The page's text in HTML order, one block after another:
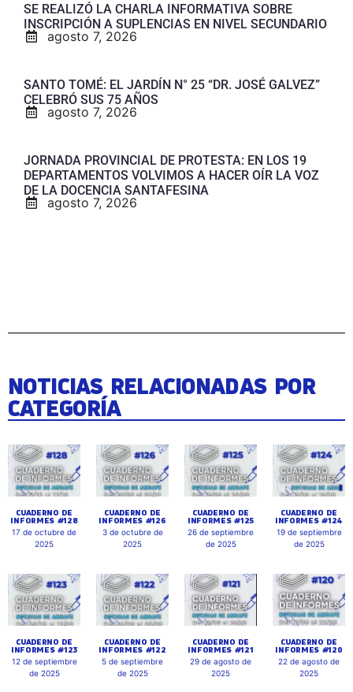
SE REALIZÓ LA CHARLA INFORMATIVA SOBRE
INSCRIPCIÓN A SUPLENCIAS EN NIVEL SECUNDARIO
agosto 7, 2026
SANTO TOMÉ: EL JARDÍN N° 25 “DR. JOSÉ GALVEZ”
CELEBRÓ SUS 75 AÑOS
agosto 7, 2026
JORNADA PROVINCIAL DE PROTESTA: EN LOS 19
DEPARTAMENTOS VOLVIMOS A HACER OÍR LA VOZ
DE LA DOCENCIA SANTAFESINA
agosto 7, 2026
NOTICIAS RELACIONADAS POR
CATEGORÍA
CUADERNO DE
INFORMES #128
17 de octubre de
2025
CUADERNO DE
INFORMES #126
3 de octubre de
2025
CUADERNO DE
INFORMES #125
26 de septiembre
de 2025
CUADERNO DE
INFORMES #124
19 de septiembre
de 2025
CUADERNO DE
INFORMES #123
12 de septiembre
de 2025
CUADERNO DE
INFORMES #122
5 de septiembre
de 2025
CUADERNO DE
INFORMES #121
29 de agosto de
2025
CUADERNO DE
INFORMES #120
22 de agosto de
2025